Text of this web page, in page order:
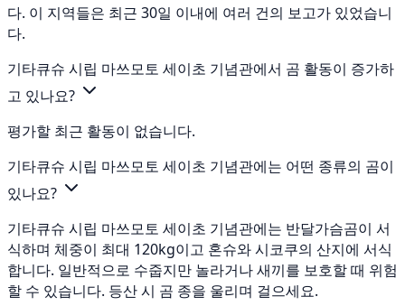
다. 이 지역들은 최근 30일 이내에 여러 건의 보고가 있었습니
다.
기타큐슈 시립 마쓰모토 세이초 기념관에서 곰 활동이 증가하
고 있나요?
평가할 최근 활동이 없습니다.
기타큐슈 시립 마쓰모토 세이초 기념관에는 어떤 종류의 곰이
있나요?
기타큐슈 시립 마쓰모토 세이초 기념관에는 반달가슴곰이 서
식하며 체중이 최대 120kg이고 혼슈와 시코쿠의 산지에 서식
합니다. 일반적으로 수줍지만 놀라거나 새끼를 보호할 때 위험
할 수 있습니다. 등산 시 곰 종을 울리며 걸으세요.